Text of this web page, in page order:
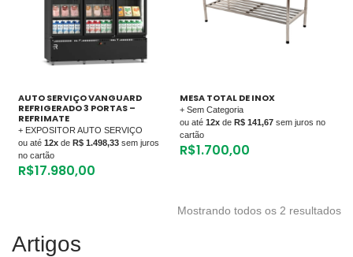
AUTO SERVIÇO VANGUARD
REFRIGERADO 3 PORTAS –
REFRIMATE
+ EXPOSITOR AUTO SERVIÇO
ou até 12x de R$ 1.498,33 sem juros
no cartão
R$17.980,00
MESA TOTAL DE INOX
+ Sem Categoria
ou até 12xde R$ 141,67sem juros no
cartão
R$1.700,00
Mostrando todos os 2 resultados
Artigos